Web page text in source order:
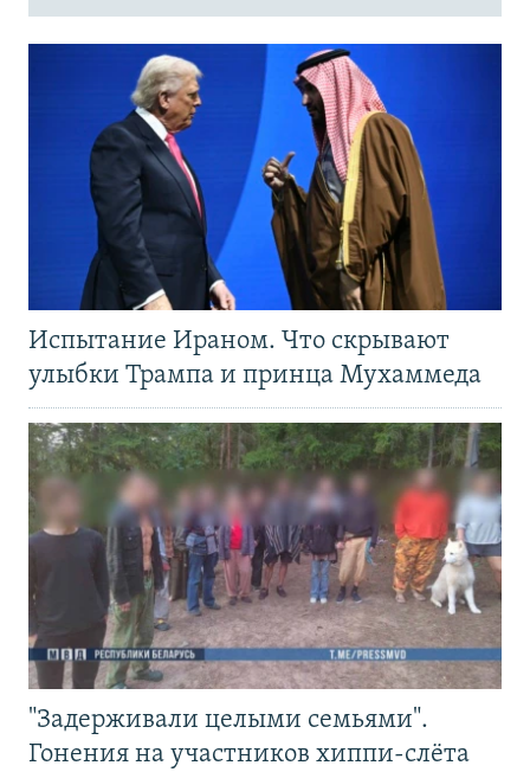
Испытание Ираном. Что скрывают
улыбки Трампа и принца Мухаммеда
"Задерживали целыми семьями".
Гонения на участников хиппи-слёта